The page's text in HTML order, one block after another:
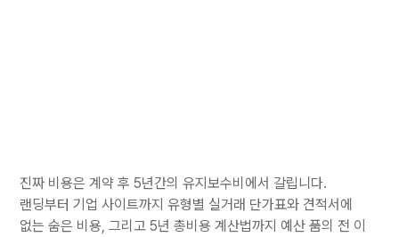
진짜 비용은 계약 후 5년간의 유지보수비에서 갈립니다.
랜딩부터 기업 사이트까지 유형별 실거래 단가표와 견적서에
없는 숨은 비용, 그리고 5년 총비용 계산법까지 예산 품의 전 이